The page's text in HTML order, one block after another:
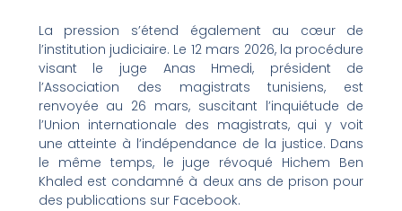
La pression s’étend également au cœur de
l’institution judiciaire. Le 12 mars 2026, la procédure
visant le juge Anas Hmedi, président de
l’Association des magistrats tunisiens, est
renvoyée au 26 mars, suscitant l’inquiétude de
l’Union internationale des magistrats, qui y voit
une atteinte à l’indépendance de la justice. Dans
le même temps, le juge révoqué Hichem Ben
Khaled est condamné à deux ans de prison pour
des publications sur Facebook.